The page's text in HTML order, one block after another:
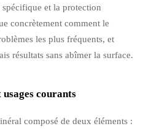
et la protection
concrètement comment le
les plus fréquents, et
résultats sans abîmer la surface.
courants
composé de deux éléments :